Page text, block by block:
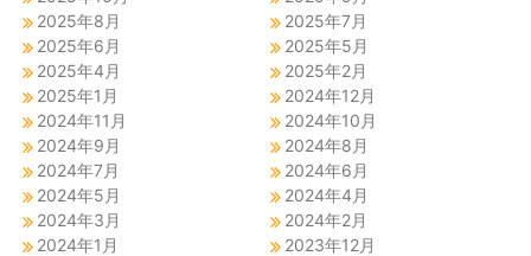
2025年8月
2025年7月
2025年6月
2025年5月
2025年4月
2025年2月
2025年1月
2024年12月
2024年11月
2024年10月
2024年9月
2024年8月
2024年7月
2024年6月
2024年5月
2024年4月
2024年3月
2024年2月
2024年1月
2023年12月